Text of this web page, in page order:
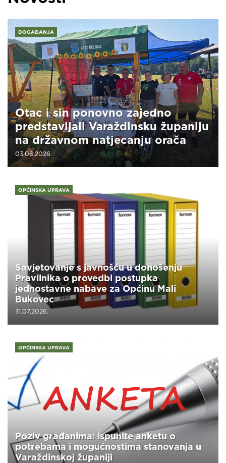
DOGAĐANJA
Otac i sin ponovno zajedno
predstavljali Varaždinsku županiju
na državnom natjecanju orača
03.08.2026.
OPĆINSKA UPRAVA
Savjetovanje s javnošću u donošenju
Pravilnika o provedbi postupka
jednostavne nabave za Općinu Mali
Bukovec
31.07.2026.
OPĆINSKA UPRAVA
Poziv građanima: ispunite anketu o
potrebama i mogućnostima stanovanja u
Varaždinskoj županiji